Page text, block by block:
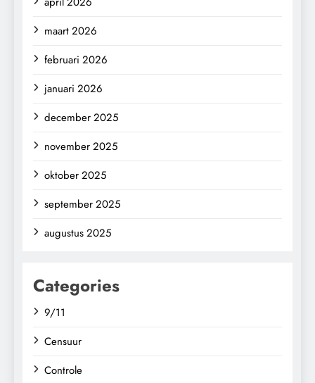
maart 2026
februari 2026
januari 2026
december 2025
november 2025
oktober 2025
september 2025
augustus 2025
Categories
9/11
Censuur
Controle